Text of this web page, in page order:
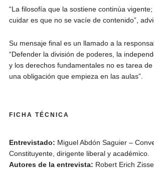
“La filosofía que la sostiene continúa
cuidar es que no se vacíe de contenido”,
Su mensaje final es un llamado a la
“Defender la división de poderes, la
y los derechos fundamentales no es tarea
una obligación que empieza en las aulas”.
FICHA TÉCNICA
Entrevistado: Miguel Abdón Saguier –
Constituyente, dirigente liberal y académico.
Autores de la entrevista: Robert Erich